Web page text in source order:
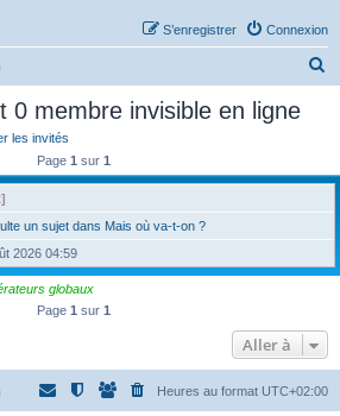
Connexion
S’enregistrer
e
h
0 membre invisible en ligne
les invités
Page 1 sur 1
un sujet dans Mais où va-t-on ?
2026 04:59
globaux
Page 1 sur 1
Aller à
Heures au format UTC+02:00